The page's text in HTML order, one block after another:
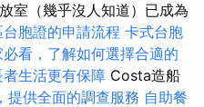
室（幾乎沒人知道）已成為
胞證的申請流程 卡式台胞
必看，了解如何選擇合適的
生活更有保障 Costa造船
提供全面的調查服務 自助餐